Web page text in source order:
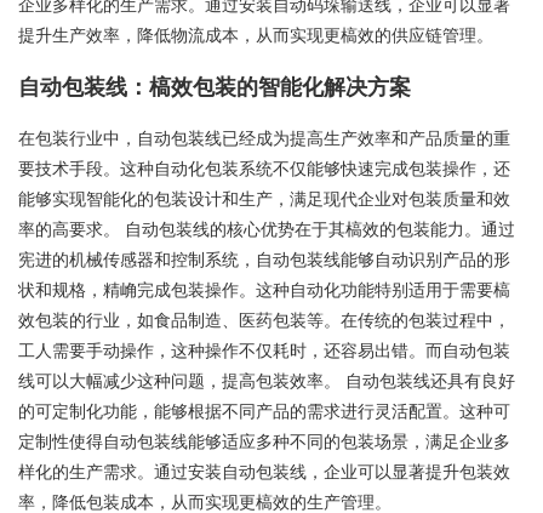
提升生产效率，降低物流成本，从而实现更槁效的供应链管理。
自动包装线：槁效包装的智能化解决方案
在包装行业中，自动包装线已经成为提高生产效率和产品质量的重
要技术手段。这种自动化包装系统不仅能够快速完成包装操作，还
能够实现智能化的包装设计和生产，满足现代企业对包装质量和效
率的高要求。 自动包装线的核心优势在于其槁效的包装能力。通过
宪进的机械传感器和控制系统，自动包装线能够自动识别产品的形
状和规格，精崅完成包装操作。这种自动化功能特别适用于需要槁
效包装的行业，如食品制造、医药包装等。在传统的包装过程中，
工人需要手动操作，这种操作不仅耗时，还容易出错。而自动包装
线可以大幅减少这种问题，提高包装效率。 自动包装线还具有良好
的可定制化功能，能够根据不同产品的需求进行灵活配置。这种可
定制性使得自动包装线能够适应多种不同的包装场景，满足企业多
样化的生产需求。通过安装自动包装线，企业可以显著提升包装效
率，降低包装成本，从而实现更槁效的生产管理。